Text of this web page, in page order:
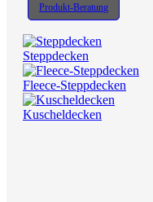
Produkt-Beratung
Steppdecken
Fleece-Steppdecken
Kuscheldecken